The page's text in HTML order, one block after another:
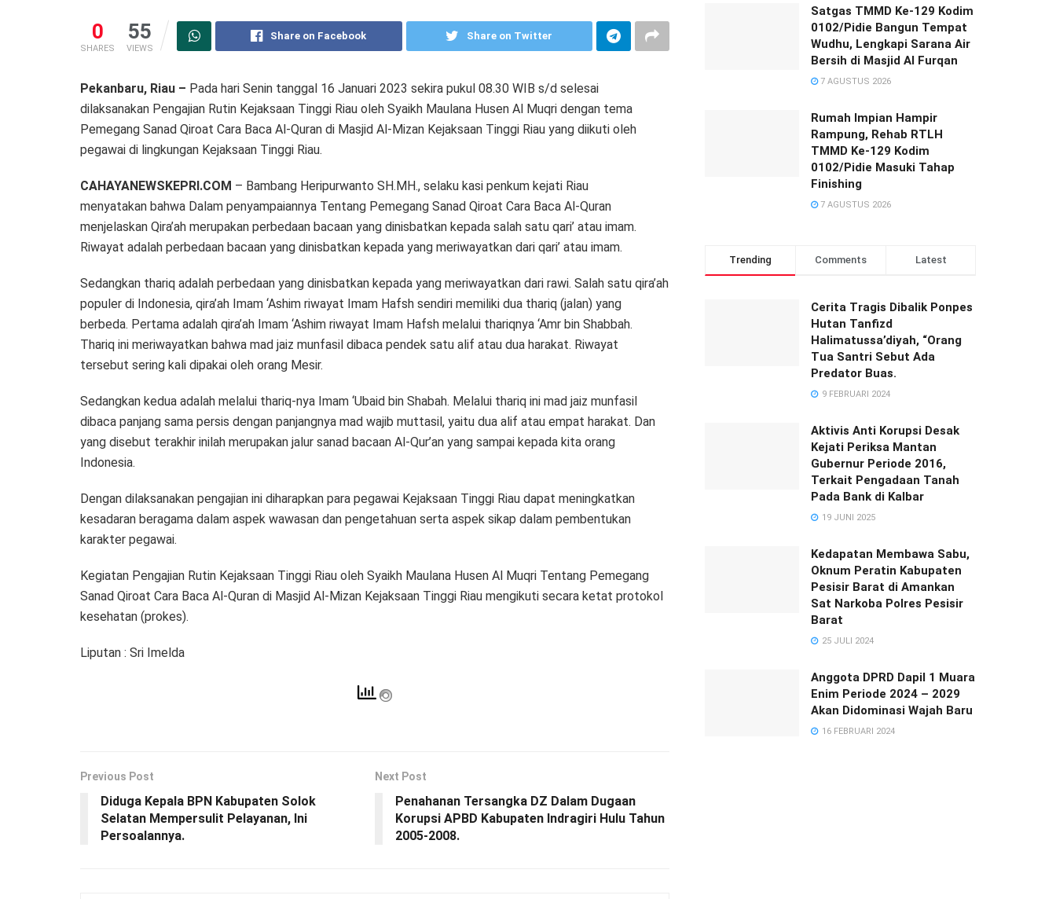
0
SHARES
55
VIEWS
Share on Facebook Share on Twitter
Pekanbaru, Riau – Pada hari Senin tanggal 16 Januari 2023 sekira pukul 08.30 WIB s/d selesai
dilaksanakan Pengajian Rutin Kejaksaan Tinggi Riau oleh Syaikh Maulana Husen Al Muqri dengan tema
Pemegang Sanad Qiroat Cara Baca Al-Quran di Masjid Al-Mizan Kejaksaan Tinggi Riau yang diikuti oleh
pegawai di lingkungan Kejaksaan Tinggi Riau.
CAHAYANEWSKEPRI.COM – Bambang Heripurwanto SH.MH., selaku kasi penkum kejati Riau
menyatakan bahwa Dalam penyampaiannya Tentang Pemegang Sanad Qiroat Cara Baca Al-Quran
menjelaskan Qira’ah merupakan perbedaan bacaan yang dinisbatkan kepada salah satu qari’ atau imam.
Riwayat adalah perbedaan bacaan yang dinisbatkan kepada yang meriwayatkan dari qari’ atau imam.
Sedangkan thariq adalah perbedaan yang dinisbatkan kepada yang meriwayatkan dari rawi. Salah satu qira’ah
populer di Indonesia, qira’ah Imam ‘Ashim riwayat Imam Hafsh sendiri memiliki dua thariq (jalan) yang
berbeda. Pertama adalah qira’ah Imam ‘Ashim riwayat Imam Hafsh melalui thariqnya ‘Amr bin Shabbah.
Thariq ini meriwayatkan bahwa mad jaiz munfasil dibaca pendek satu alif atau dua harakat. Riwayat
tersebut sering kali dipakai oleh orang Mesir.
Sedangkan kedua adalah melalui thariq-nya Imam ‘Ubaid bin Shabah. Melalui thariq ini mad jaiz munfasil
dibaca panjang sama persis dengan panjangnya mad wajib muttasil, yaitu dua alif atau empat harakat. Dan
yang disebut terakhir inilah merupakan jalur sanad bacaan Al-Qur’an yang sampai kepada kita orang
Indonesia.
Dengan dilaksanakan pengajian ini diharapkan para pegawai Kejaksaan Tinggi Riau dapat meningkatkan
kesadaran beragama dalam aspek wawasan dan pengetahuan serta aspek sikap dalam pembentukan
karakter pegawai.
Kegiatan Pengajian Rutin Kejaksaan Tinggi Riau oleh Syaikh Maulana Husen Al Muqri Tentang Pemegang
Sanad Qiroat Cara Baca Al-Quran di Masjid Al-Mizan Kejaksaan Tinggi Riau mengikuti secara ketat protokol
kesehatan (prokes).
Liputan : Sri Imelda
Previous Post
Diduga Kepala BPN Kabupaten Solok
Selatan Mempersulit Pelayanan, Ini
Persoalannya.
Next Post
Penahanan Tersangka DZ Dalam Dugaan
Korupsi APBD Kabupaten Indragiri Hulu Tahun
2005-2008.
Satgas TMMD Ke-129 Kodim
0102/Pidie Bangun Tempat
Wudhu, Lengkapi Sarana Air
Bersih di Masjid Al Furqan
7 AGUSTUS 2026
Rumah Impian Hampir
Rampung, Rehab RTLH
TMMD Ke-129 Kodim
0102/Pidie Masuki Tahap
Finishing
7 AGUSTUS 2026
Trending Comments Latest
Cerita Tragis Dibalik Ponpes
Hutan Tanfizd
Halimatussa’diyah, “Orang
Tua Santri Sebut Ada
Predator Buas.
9 FEBRUARI 2024
Aktivis Anti Korupsi Desak
Kejati Periksa Mantan
Gubernur Periode 2016,
Terkait Pengadaan Tanah
Pada Bank di Kalbar
19 JUNI 2025
Kedapatan Membawa Sabu,
Oknum Peratin Kabupaten
Pesisir Barat di Amankan
Sat Narkoba Polres Pesisir
Barat
25 JULI 2024
Anggota DPRD Dapil 1 Muara
Enim Periode 2024 – 2029
Akan Didominasi Wajah Baru
16 FEBRUARI 2024